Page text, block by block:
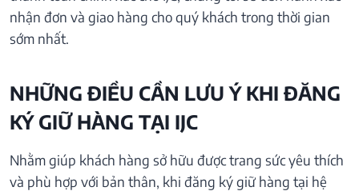
nhận đơn và giao hàng cho quý khách trong thời gian
sớm nhất.
NHỮNG ĐIỀU CẦN LƯU Ý KHI ĐĂNG
KÝ GIỮ HÀNG TẠI IJC
Nhằm giúp khách hàng sở hữu được trang sức yêu thích
và phù hợp với bản thân, khi đăng ký giữ hàng tại hệ